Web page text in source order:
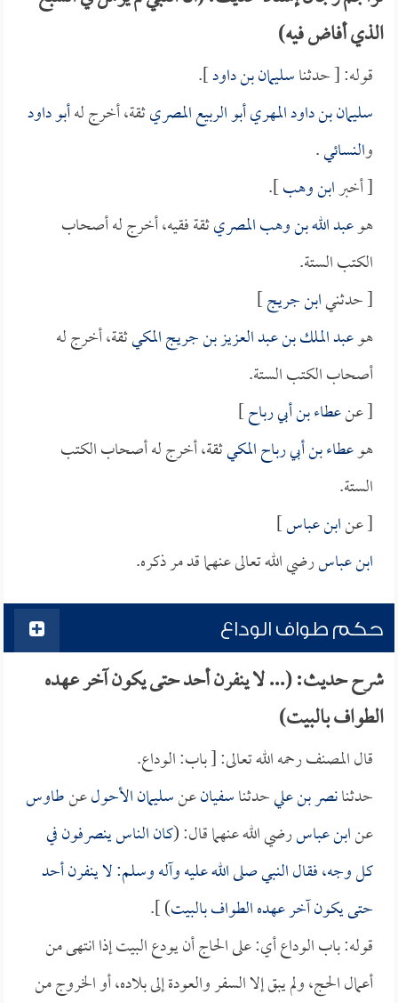
الذي أفاض فيه)
قوله: [ حدثناسليمان بن داود].
سليمان بن داود المهري أبو الربيع المصريثقة، أخرج لهأبو داود
والنسائي.
[ أخبرابن وهب].
هوعبد الله بن وهب المصريثقة فقيه، أخرج له أصحاب
الكتب الستة.
[ حدثنيابن جريج]
هوعبد الملك بن عبد العزيز بن جريج المكيثقة، أخرج له
أصحاب الكتب الستة.
[ عنعطاء بن أبي رباح]
هوعطاء بن أبي رباح المكيثقة، أخرج له أصحاب الكتب
الستة.
[ عنابن عباس]
ابن عباسرضي الله تعالى عنهما قد مر ذكره.
حكم طواف الوداع
شرح حديث: (... لا ينفرن أحد حتى يكون آخر عهده
الطواف بالبيت)
قال المصنف رحمه الله تعالى: [ باب: الوداع.
حدثنانصر بن عليحدثناسفيانعنسليمان الأحولعنطاوس
عنابن عباسرضي الله عنهما قال: (كان الناس ينصرفون في
كل وجه، فقال النبي صلى الله عليه وآله وسلم: لا ينفرن أحد
حتى يكون آخر عهده الطواف بالبيت) ].
قوله: باب الوداع أي: على الحاج أن يودع البيت إذا انتهى من
أعمال الحج، ولم يبق إلا السفر والعودة إلى بلاده، أو الخروج من